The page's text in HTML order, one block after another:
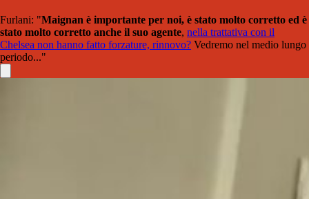
Furlani: "Maignan è importante per noi, è stato molto corretto ed è
stato molto corretto anche il suo agente, nella trattativa con il
Chelsea non hanno fatto forzature, rinnovo? Vedremo nel medio lungo
periodo..."